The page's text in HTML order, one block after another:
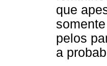
que
pelos
a